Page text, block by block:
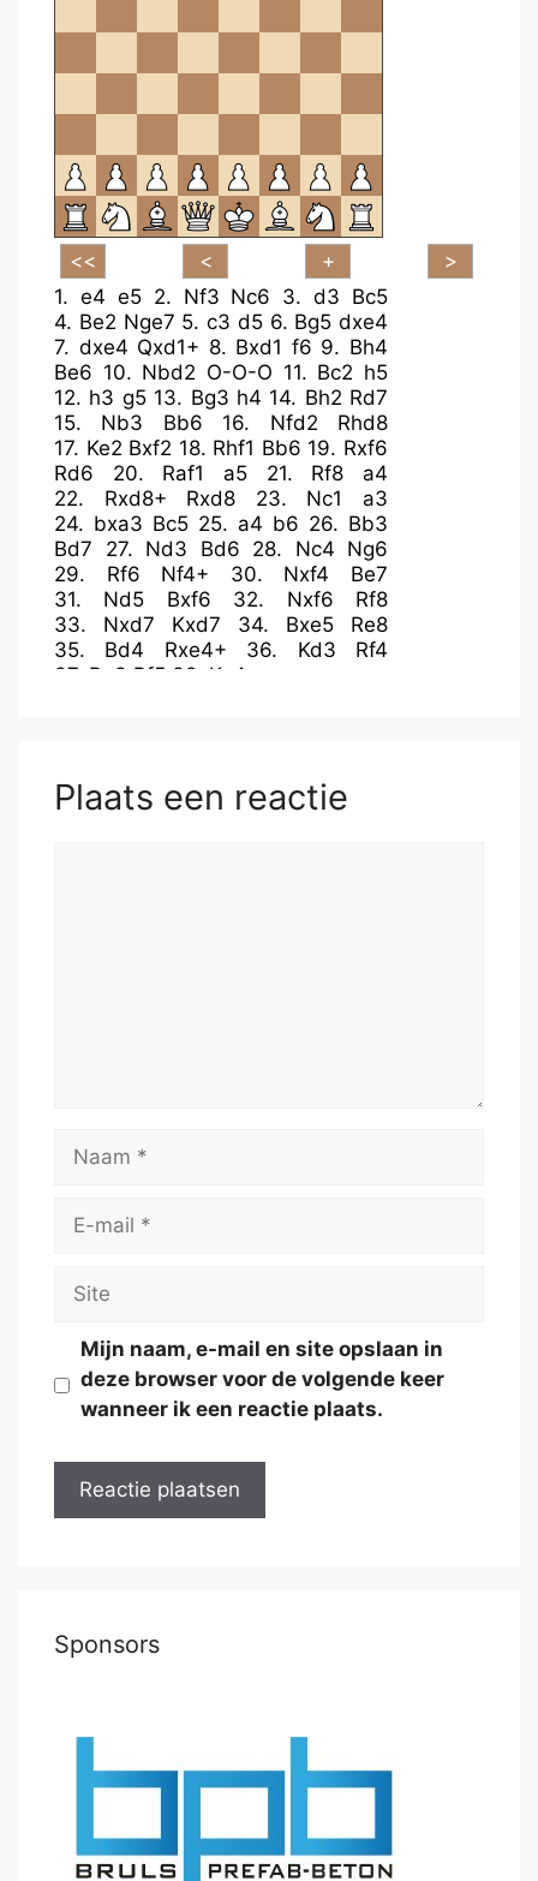
1. e4 e5 2. Nf3 Nc6 3.d3 Bc5
4. Be2 Nge7 5. c3 d5 6. Bg5 dxe4
7. dxe4 Qxd1+ 8. Bxd1 f6 9. Bh4
Be6 10. Nbd2 O-O-O 11. Bc2 h5
12. h3 g5 13. Bg3 h4 14. Bh2 Rd7
15. Nb3 Bb6 16. Nfd2
Rhd8
17. Ke2 Bxf2 18. Rhf1 Bb6 19. Rxf6
Rd6
20. Raf1 a5 21. Rf8
a4
22. Rxd8+ Rxd8 23. Nc1
a3
24. bxa3 Bc5 25. a4 b6 26. Bb3
Bd7
27. Nd3 Bd6 28. Nc4 Ng6
29. Rf6 Nf4+ 30. Nxf4
Be7
31. Nd5 Bxf6 32. Nxf6
Rf8
33. Nxd7 Kxd7 34. Bxe5
Re8
35. Bd4 Rxe4+ 36. Kd3
Rf4
37. Be3 Rf5 38. Ke4
Plaats een reactie
Naam
Site
Mijn naam, e-mail en site opslaan in
deze browser voor de volgende keer
wanneer ik een reactie plaats.
Sponsors